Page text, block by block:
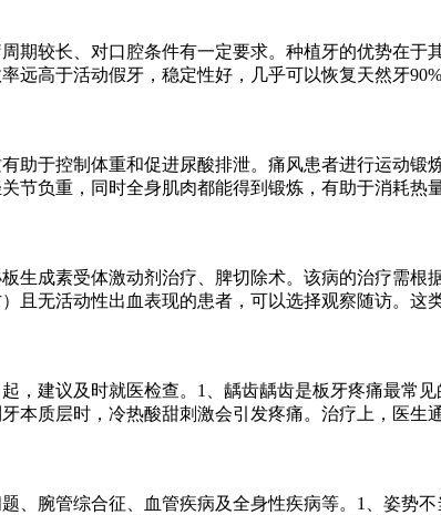
较长、对口腔条件有一定要求。种植牙的优势在于
高于活动假牙，稳定性好，几乎可以恢复天然牙
于控制体重和促进尿酸排泄。痛风患者进行运动锻
负重，同时全身肌肉都能得到锻炼，有助于消耗热
成素受体激动剂治疗、脾切除术。该病的治疗需根
且无活动性出血表现的患者，可以选择观察随访。这
建议及时就医检查。1、龋齿龋齿是板牙疼痛最常见
质层时，冷热酸甜刺激会引发疼痛。治疗上，医生
腕管综合征、血管疾病及全身性疾病等。1、姿势